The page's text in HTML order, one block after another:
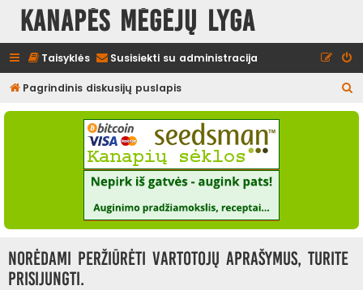
Kanapės mėgėjų lyga
Taisyklės Susisiekti su administracija
Pagrindinis diskusijų puslapis
e
Norėdami peržiūrėti vartotojų aprašymus, turite
prisijungti.